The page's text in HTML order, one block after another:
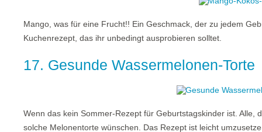
Mango, was für eine Frucht!! Ein Geschmack, der zu jedem
Kuchenrezept, das ihr unbedingt ausprobieren solltet.
17. Gesunde Wassermelonen-Torte
Wenn das kein Sommer-Rezept für Geburtstagskinder ist. Alle,
solche Melonentorte wünschen. Das Rezept ist leicht